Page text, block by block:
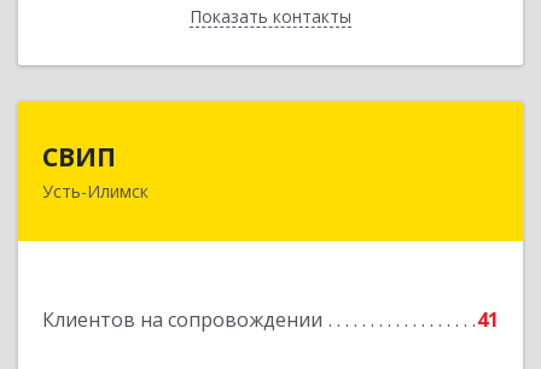
Показать контакты
Назад
СВИП
Усть-Илимск
Клиентов на сопровождении 41
666685, Иркутская обл, Усть-Илимск г,